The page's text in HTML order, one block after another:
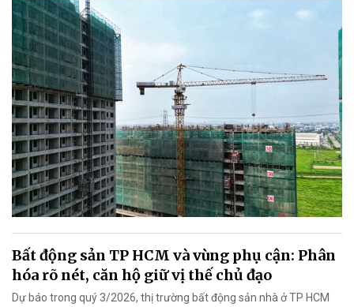
Bất động sản TP HCM và vùng phụ cận: Phân
hóa rõ nét, căn hộ giữ vị thế chủ đạo
Dự báo trong quý 3/2026, thị trường bất động sản nhà ở TP HCM